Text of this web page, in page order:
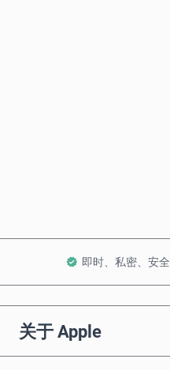
即时、私密、安全
关于 Apple